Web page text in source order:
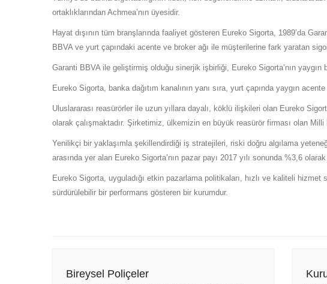
ortaklıklarından Achmea’nın üyesidir.
Hayat dışının tüm branşlarında faaliyet gösteren Eureko Sigorta, 1989’da
BBVA ve yurt çapındaki acente ve broker ağı ile müşterilerine fark yaratan
Garanti BBVA ile geliştirmiş olduğu sinerjik işbirliği, Eureko Sigorta’nın yaygın
Eureko Sigorta, banka dağıtım kanalının yanı sıra, yurt çapında yaygın
Uluslararası reasürörler ile uzun yıllara dayalı, köklü ilişkileri olan Eureko
olarak çalışmaktadır. Şirketimiz, ülkemizin en büyük reasürör firması olan
Yenilikçi bir yaklaşımla şekillendirdiği iş stratejileri, riski doğru algılama
arasında yer alan Eureko Sigorta’nın pazar payı 2017 yılı sonunda %3,6
Eureko Sigorta, uyguladığı etkin pazarlama politikaları, hızlı ve kaliteli
sürdürülebilir bir performans gösteren bir kurumdur.
Bireysel Poliçeler